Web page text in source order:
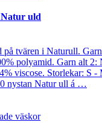
uld
på tvären i Naturull.
polyamid. Garn alt 2:
viscose. Storlekar: S
nystan Natur ull á …